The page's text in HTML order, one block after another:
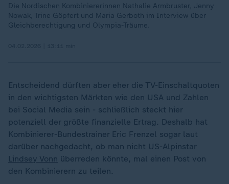
Die Nordischen Kombiniererinnen Nathalie Armbruster, Jenny
Nowak, Trine Göpfert und Maria Gerboth im Interview über
Gleichberechtigung und Olympia-Träume.
Entscheidend dürften aber eher die TV-Einschaltquoten
in den wichtigsten Märkten wie den USA und Zahlen
bei Social Media sein - schließlich steckt hier
potenziell der größte finanzielle Ertrag. Deshalb hat
Kombinierer-Bundestrainer Eric Frenzel sogar laut
darüber nachgedacht, ob man nicht US-Alpinstar
Lindsey Vonn überreden könnte, mal einen Post von
den Kombinierern zu teilen.